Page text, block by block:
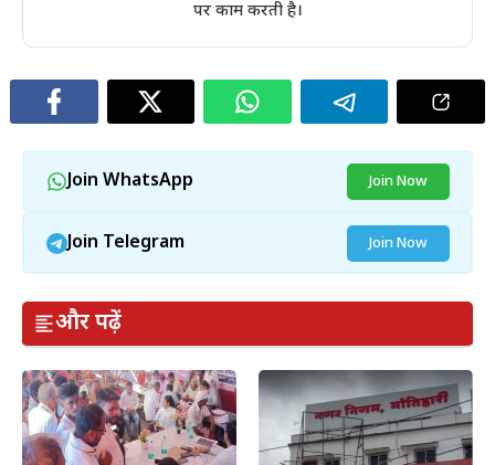
पर काम करती है।
Join WhatsApp Join Now
Join Telegram Join Now
और पढ़ें